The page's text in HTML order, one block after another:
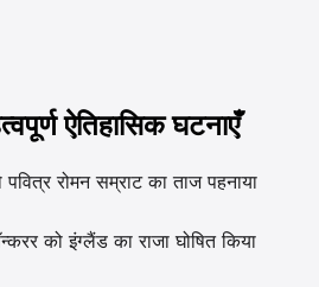
ऐतिहासिक घटनाएँ
रोमन सम्राट का ताज पहनाया
को इंग्लैंड का राजा घोषित किया